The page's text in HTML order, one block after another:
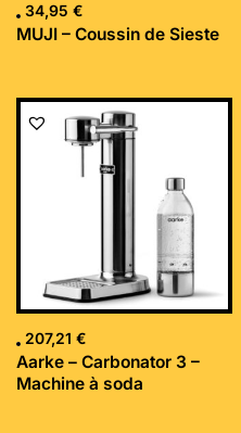
34,95 €
MUJI – Coussin de Sieste
207,21 €
Aarke – Carbonator 3 –
Machine à soda